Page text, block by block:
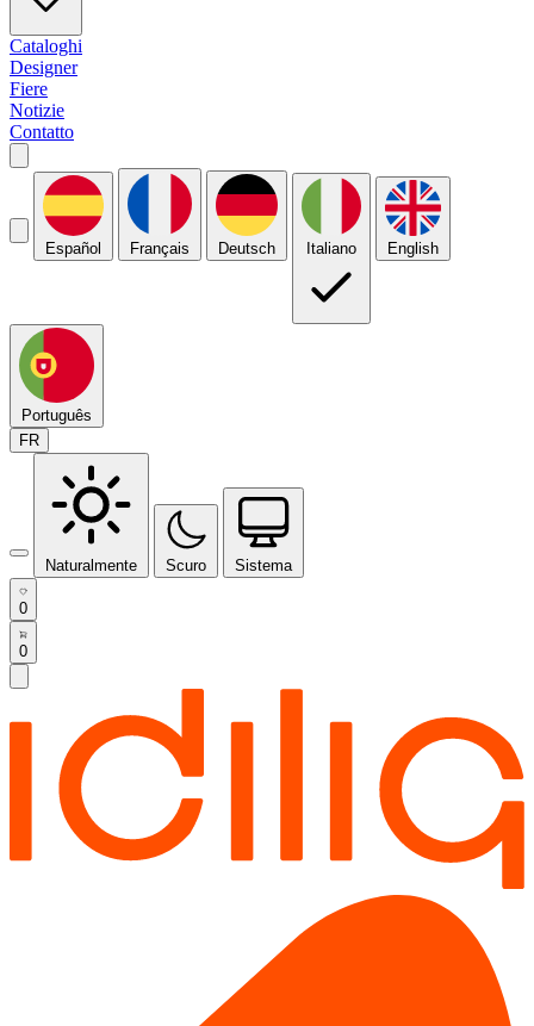
Cataloghi
Designer
Fiere
Notizie
Contatto
Español Français Deutsch Italiano English
Português
FR
Naturalmente Scuro Sistema
0
0